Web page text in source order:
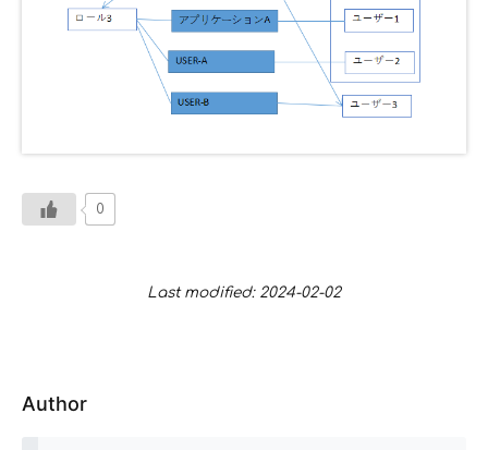
0
Last modified: 2024-02-02
Author